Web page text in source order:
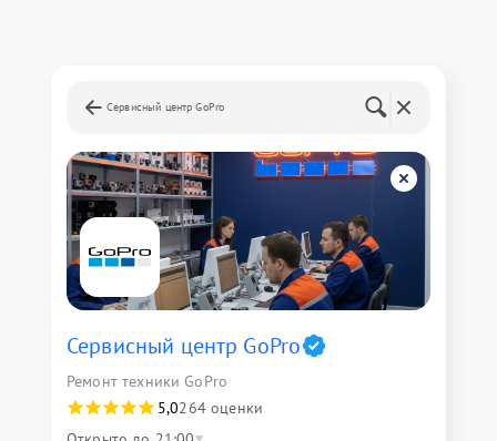
Сервисный центр GoPro
Сервисный центр GoPro
Ремонт техники GoPro
5,0264 оценки